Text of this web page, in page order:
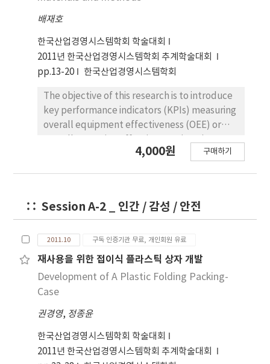
needs more efforts than other operations.
Therefore a productivity of the factory
depends on that of the drilling operation. We
developed a horizontal multi-drilling
machine for the drilling operation. The
machine has the drilling tool heads and takes
three parts and makes a hole at the same
time. It eliminates human operation in the
middle of drilling, We also developed
clamping jig for holding parts tightly. The
capability index also increased from 6.8 to 9.6.
배재호
한국산업경영시스템학회 학술대회
2011년 한국산업경영시스템학회 추계학술대회
pp.13-20
한국산업경영시스템학회
The objective of this research is to introduce
key performance indicators (KPIs) measuring
overall equipment effectiveness (OEE) or
effectively. OEE is one of the most effective
implemented with a spreaded TPM (total
representative time-related KPI. For ease of
measurement, OEE is calculated on the basis
of the quantity of the processing materials
and theoretical cycle time instead of using
up theoretical cycle times is the most
Increasing customer's demand and
developed manufacturing technology, more
4,000원 구매하기
Session A-2 _ 인간 / 감성 / 안전
2011.10 구독 인증기관 무료, 개인회원 유료
재사용을 위한 접이식 플라스틱 상자 개발
Development of A Plastic Folding Packing-
Case
권경영, 정종윤
한국산업경영시스템학회 학술대회
2011년 한국산업경영시스템학회 추계학술대회